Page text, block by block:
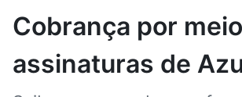
Cobrança por
assinaturas de